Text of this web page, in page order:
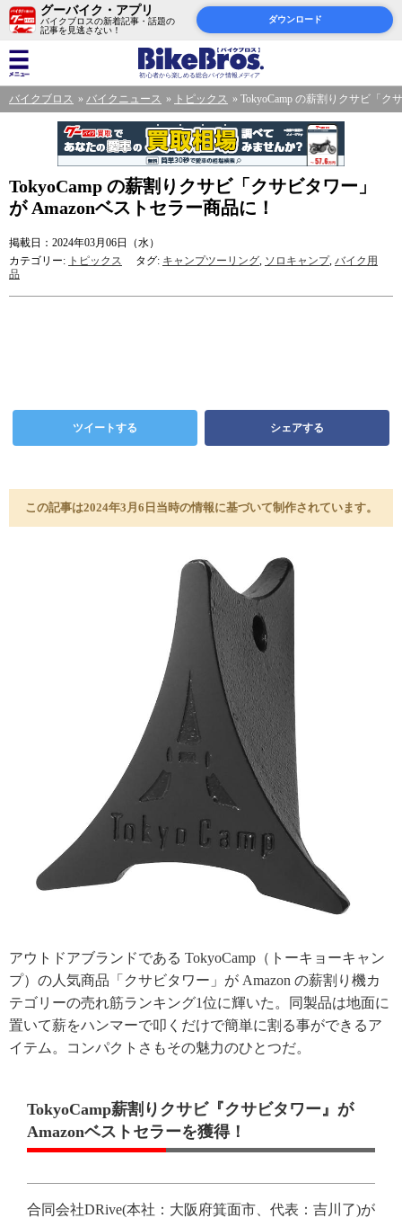
グーバイク・アプリ
バイクブロスの新着記事・話題の
記事を見逃さない！
ダウンロード
バイクブロス バイクニュース トピックス TokyoCamp の薪割りクサビ「ク
TokyoCamp の薪割りクサビ「クサビタワー」
が Amazonベストセラー商品に！
掲載日：2024年03月06日（水）
カテゴリー: トピックス タグ: キャンプツーリング, ソロキャンプ, バイク用
品
ツイートする シェアする
この記事は2024年3月6日当時の情報に基づいて制作されています。
アウトドアブランドである TokyoCamp（トーキョーキャン
プ）の人気商品「クサビタワー」が Amazon の薪割り機カ
テゴリーの売れ筋ランキング1位に輝いた。同製品は地面に
置いて薪をハンマーで叩くだけで簡単に割る事ができるア
イテム。コンパクトさもその魅力のひとつだ。
TokyoCamp薪割りクサビ『クサビタワー』が
Amazonベストセラーを獲得！
合同会社DRive(本社：大阪府箕面市、代表：吉川了)が